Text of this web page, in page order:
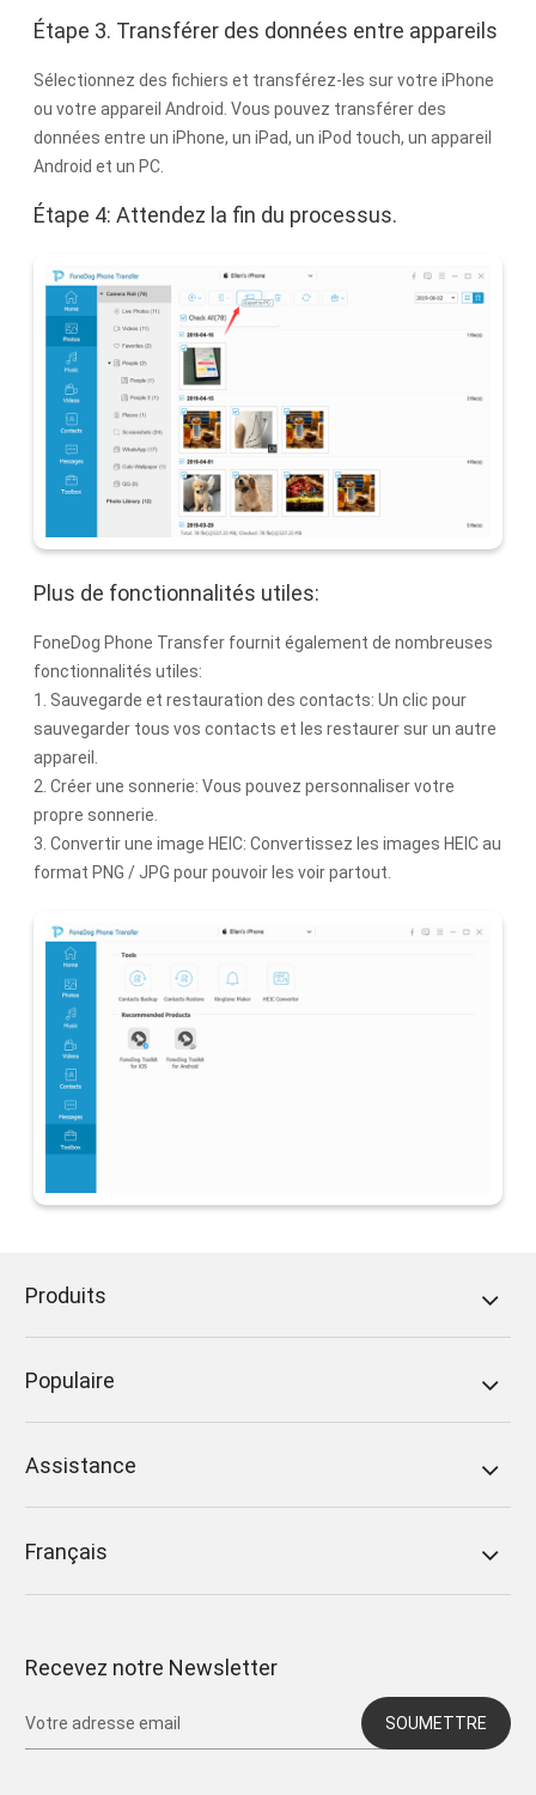
Étape 3. Transférer des données entre appareils
Sélectionnez des fichiers et transférez-les sur votre iPhone
ou votre appareil Android. Vous pouvez transférer des
données entre un iPhone, un iPad, un iPod touch, un appareil
Android et un PC.
Étape 4: Attendez la fin du processus.
Plus de fonctionnalités utiles:
FoneDog Phone Transfer fournit également de nombreuses
fonctionnalités utiles:
1. Sauvegarde et restauration des contacts: Un clic pour
sauvegarder tous vos contacts et les restaurer sur un autre
appareil.
2. Créer une sonnerie: Vous pouvez personnaliser votre
propre sonnerie.
3. Convertir une image HEIC: Convertissez les images HEIC au
format PNG / JPG pour pouvoir les voir partout.
Produits
Populaire
Assistance
Français
Recevez notre Newsletter
SOUMETTRE